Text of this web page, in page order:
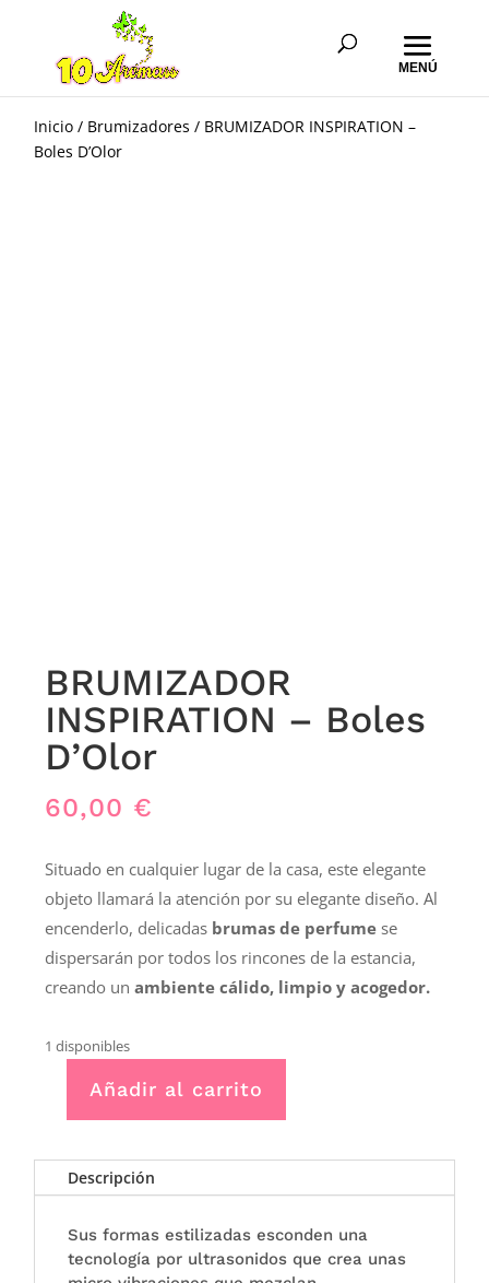
Inicio / Brumizadores / BRUMIZADOR INSPIRATION –
Boles D’Olor
BRUMIZADOR
INSPIRATION – Boles
D’Olor
60,00 €
Situado en cualquier lugar de la casa, este elegante
objeto llamará la atención por su elegante diseño. Al
encenderlo, delicadas brumas de perfume se
dispersarán por todos los rincones de la estancia,
creando unambiente cálido, limpio y acogedor.
1 disponibles
BRUMIZADOR
INSPIRATION
Boles
D’Olor
cantidad
Añadir al carrito
Descripción
Sus formas estilizadas esconden una
tecnología por ultrasonidos que crea unas